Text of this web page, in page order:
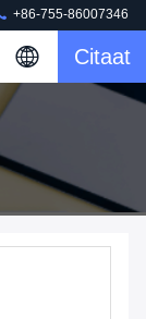
+86-755-86007346
Citaat